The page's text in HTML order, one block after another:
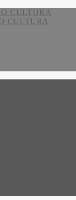
CULTURA
CULTURA